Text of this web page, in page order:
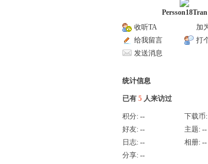
Persson18Tran
收听TA
加
给我留言
打
发送消息
统计信息
已有 5 人来访过
积分: -- 下载币:
好友: -- 主题: --
日志: -- 相册: --
分享: --